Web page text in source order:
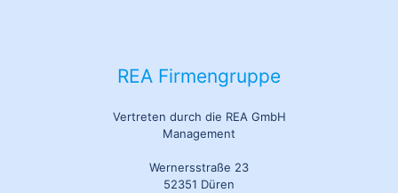
REA Firmengruppe
Vertreten durch die REA GmbH
Management
Wernersstraße 23
52351 Düren